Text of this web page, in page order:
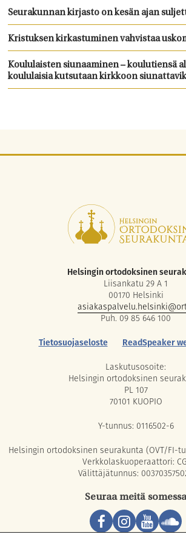
Seurakunnan kirjasto on kesän ajan
Kristuksen kirkastuminen vahvistaa
Koululaisten siunaaminen – koulutiensä
koululaisia kutsutaan kirkkoon
Helsingin ortodoksinen
Liisankatu 29 A 1
00170 Helsinki
Puh. 09 85 646 100
Tietosuojaseloste
ReadSpeaker
Laskutusosoite:
Helsingin ortodoksinen
PL 107
70101 KUOPIO
Y-tunnus: 0116502-6
Helsingin ortodoksinen seurakunta (OVT/FI-
Verkkolaskuoperaattori:
Välittäjätunnus:
Seuraa meitä somessa